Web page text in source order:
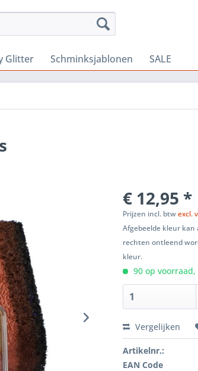
Glitter Schminksjablonen SALE
€ 12,95 *
Prijzen incl. btwexcl.
Afgebeelde kleur
rechten ontleend
kleur.
90 op
Vergelijken
Artikelnr.:
EAN Code